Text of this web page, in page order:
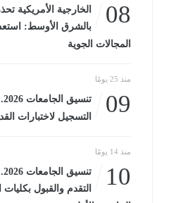
08
الخارجية الأمريكية
بالشرق الأوسط:
المجالات الجوية
منذ 25 يومًا
09
التسجيل لاختبارات القدرات
منذ 14 يومًا
10
التقدم والقبول